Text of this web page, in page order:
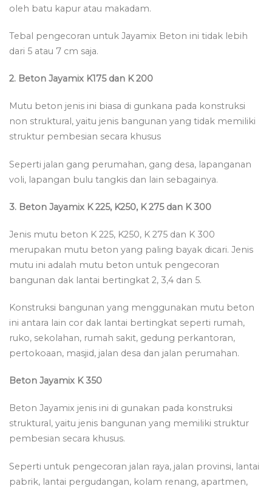
oleh batu kapur atau makadam.
Tebal pengecoran untuk Jayamix Beton ini tidak lebih
dari 5 atau 7 cm saja.
2. Beton Jayamix K175 dan K 200
Mutu beton jenis ini biasa di gunkana pada konstruksi
non struktural, yaitu jenis bangunan yang tidak memiliki
struktur pembesian secara khusus
Seperti jalan gang perumahan, gang desa, lapanganan
voli, lapangan bulu tangkis dan lain sebagainya.
3. Beton Jayamix K 225, K250, K 275 dan K 300
Jenis mutu beton K 225, K250, K 275 dan K 300
merupakan mutu beton yang paling bayak dicari. Jenis
mutu ini adalah mutu beton untuk pengecoran
bangunan dak lantai bertingkat 2, 3,4 dan 5.
Konstruksi bangunan yang menggunakan mutu beton
ini antara lain cor dak lantai bertingkat seperti rumah,
ruko, sekolahan, rumah sakit, gedung perkantoran,
pertokoaan, masjid, jalan desa dan jalan perumahan.
Beton Jayamix K 350
Beton Jayamix jenis ini di gunakan pada konstruksi
struktural, yaitu jenis bangunan yang memiliki struktur
pembesian secara khusus.
Seperti untuk pengecoran jalan raya, jalan provinsi, lantai
pabrik, lantai pergudangan, kolam renang, apartmen,